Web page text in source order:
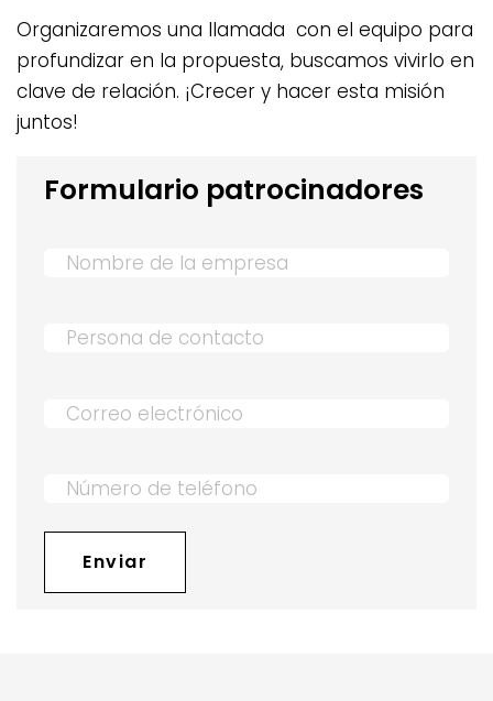
Organizaremos una llamada con el equipo para
profundizar en la propuesta, buscamos vivirlo en
clave de relación. ¡Crecer y hacer esta misión
juntos!
Formulario patrocinadores